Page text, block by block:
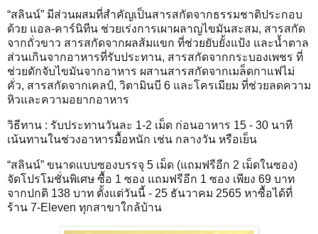
“สลินน์” มีส่วนผสมที่สำคัญเป็นสารสกัดจากธรรมชาติประกอบ
ด้วย แอล-คาร์นิทีน ช่วยเร่งการเผาผลาญไขมันสะสม, สารสกัด
จากถั่วขาว สารสกัดจากผลส้มแขก ที่ช่วยยับยั้งแป้ง และน้ำตาล
ส่วนเกินจากอาหารที่รับประทาน, สารสกัดจากกระบองเพชร ที่
ช่วยดักจับไขมันจากอาหาร ผสานสารสกัดจากเมล็ดกาแฟไม่
คั่ว, สารสกัดจากเคลป์, วิตามินบี 6 และโครเมียม ที่ช่วยลดความ
หิวและความอยากอาหาร
วิธีทาน : รับประทานวันละ 1-2 เม็ด ก่อนอาหาร 15 - 30 นาที
เน้นทานในช่วงอาหารมื้อหนัก เช่น กลางวัน หรือเย็น
“สลินน์” ขนาดแบบซองบรรจุ 5 เม็ด (แถมฟรีอีก 2 เม็ดในซอง)
จัดโปรโมชั่นพิเศษ ซื้อ 1 ซอง แถมฟรีอีก 1 ซอง เพียง 69 บาท
จากปกติ 138 บาท ตั้งแต่วันนี้ - 25 ธันวาคม 2565 หาซื้อได้ที่
ร้าน 7-Eleven ทุกสาขาใกล้บ้าน